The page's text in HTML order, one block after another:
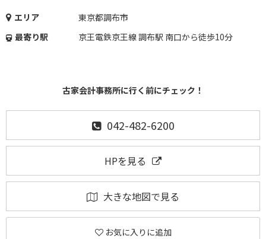
エリア
東京都調布市
最寄り駅
京王電鉄京王線 調布駅 南口から徒歩10分
古家会計事務所に行く前にチェック！
042-482-6200
HPを見る
大きな地図で見る
お気に入りに追加